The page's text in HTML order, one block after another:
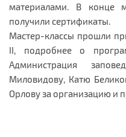
материалами. В конце
получили сертификаты.
Мастер-классы прошли
II, подробнее о
Администрация
Миловидову, Катю
Орлову за организацию и